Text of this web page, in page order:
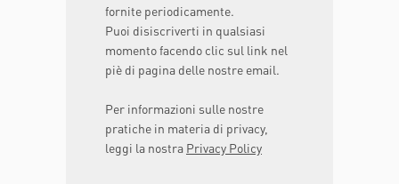
fornite periodicamente.
Puoi disiscriverti in qualsiasi
momento facendo clic sul link nel
piè di pagina delle nostre email.
Per informazioni sulle nostre
pratiche in materia di privacy,
leggi la nostra Privacy Policy